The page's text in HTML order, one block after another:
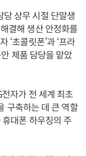
당 상무 시절 단말생
결해 생산 안정화를
‘초콜릿폰’과 ‘프라
제품 담당을 맡았
자가 전 세계 최초
구축하는 데 큰 역할
대폰 하우징의 주